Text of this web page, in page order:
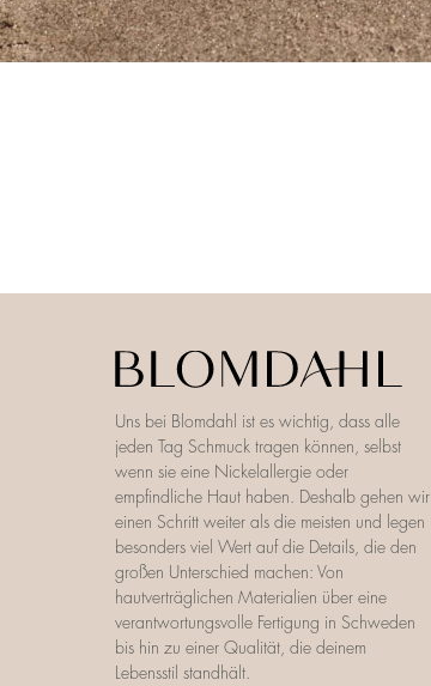
Uns bei Blomdahl ist es wichtig, dass alle
jeden Tag Schmuck tragen können, selbst
wenn sie eine Nickelallergie oder
empfindliche Haut haben. Deshalb gehen wir
einen Schritt weiter als die meisten und legen
besonders viel Wert auf die Details, die den
großen Unterschied machen: Von
hautverträglichen Materialien über eine
verantwortungsvolle Fertigung in Schweden
bis hin zu einer Qualität, die deinem
Lebensstil standhält.